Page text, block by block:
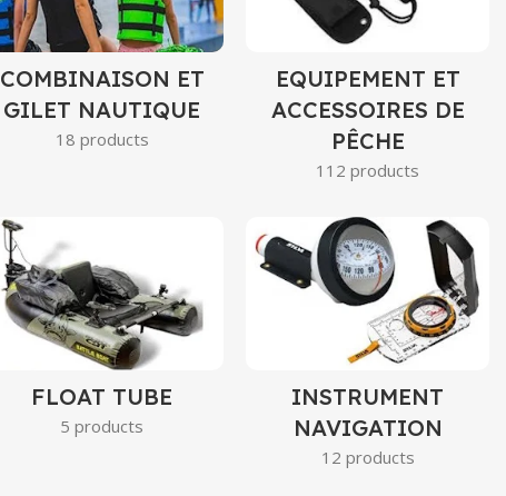
COMBINAISON ET
GILET NAUTIQUE
18 products
EQUIPEMENT ET
ACCESSOIRES DE
PÊCHE
112 products
FLOAT TUBE
5 products
INSTRUMENT
NAVIGATION
12 products